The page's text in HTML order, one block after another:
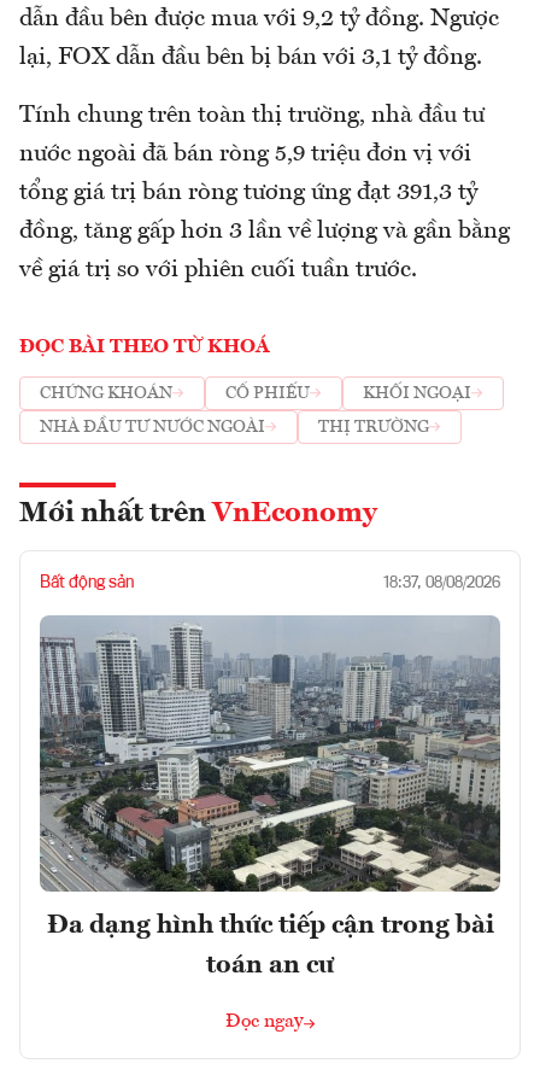
dẫn đầu bên được mua với 9,2 tỷ đồng. Ngược
lại, FOX dẫn đầu bên bị bán với 3,1 tỷ đồng.
Tính chung trên toàn thị trường, nhà đầu tư
nước ngoài đã bán ròng 5,9 triệu đơn vị với
tổng giá trị bán ròng tương ứng đạt 391,3 tỷ
đồng, tăng gấp hơn 3 lần về lượng và gần bằng
về giá trị so với phiên cuối tuần trước.
ĐỌC BÀI THEO TỪ KHOÁ
CHỨNG KHOÁN CỔ PHIẾU
KHỐI NGOẠI
NHÀ ĐẦU TƯ NƯỚC NGOÀI
THỊ TRƯỜNG
Mới nhất trên VnEconomy
Bất động sản 18:37, 08/08/2026
Đa dạng hình thức tiếp cận trong bài
toán an cư
Đọc ngay